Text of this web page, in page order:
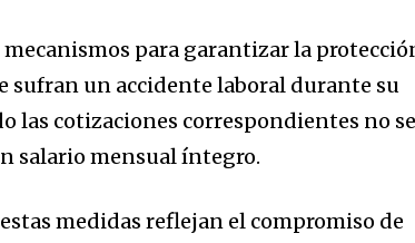
para garantizar la
sufran un accidente laboral durante su
las cotizaciones correspondientes no se
salario mensual íntegro.
medidas reflejan el compromiso de